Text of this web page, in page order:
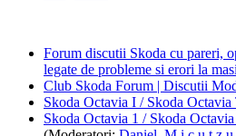
Forum discutii Skoda cu pareri,
legate de probleme si erori la
Club Skoda Forum | Discutii
Skoda Octavia I / Skoda Octavia
Skoda Octavia 1 / Skoda